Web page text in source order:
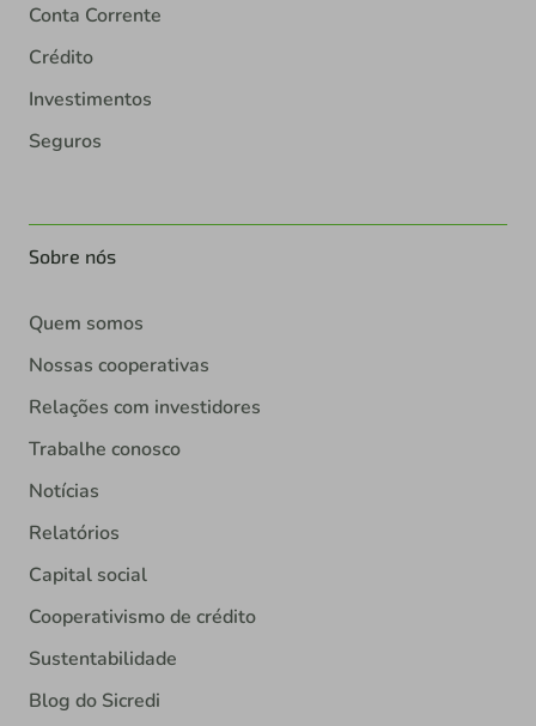
Conta Corrente
Crédito
Investimentos
Seguros
Sobre nós
Quem somos
Nossas cooperativas
Relações com investidores
Trabalhe conosco
Notícias
Relatórios
Capital social
Cooperativismo de crédito
Sustentabilidade
Blog do Sicredi